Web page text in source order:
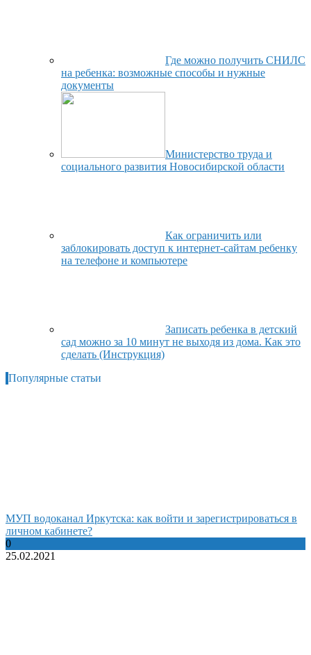
Где можно получить СНИЛС
на ребенка: возможные способы и нужные
документы
Министерство труда и
социального развития Новосибирской области
Как ограничить или
заблокировать доступ к интернет-сайтам ребенку
на телефоне и компьютере
Записать ребенка в детский
сад можно за 10 минут не выходя из дома. Как это
сделать (Инструкция)
Популярные статьи
МУП водоканал Иркутска: как войти и зарегистрироваться в
личном кабинете?
0
25.02.2021